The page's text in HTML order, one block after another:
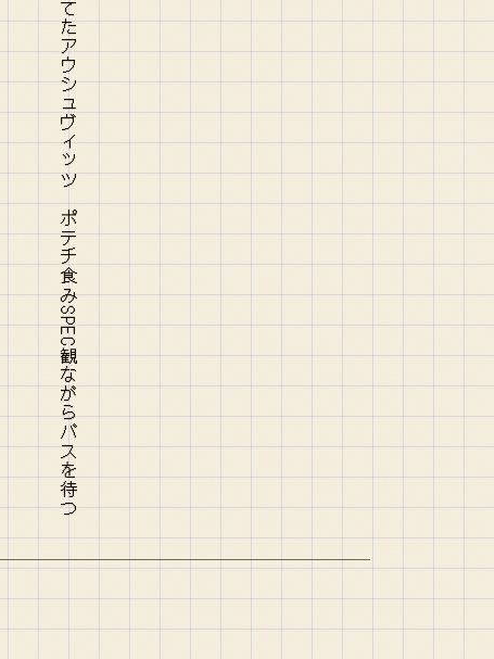
式典で閉館してたアウシュヴィッツ ポテチ食みSPEC観ながらバスを待つ